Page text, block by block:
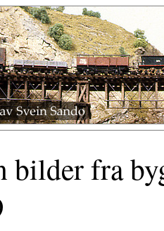
bilder fra